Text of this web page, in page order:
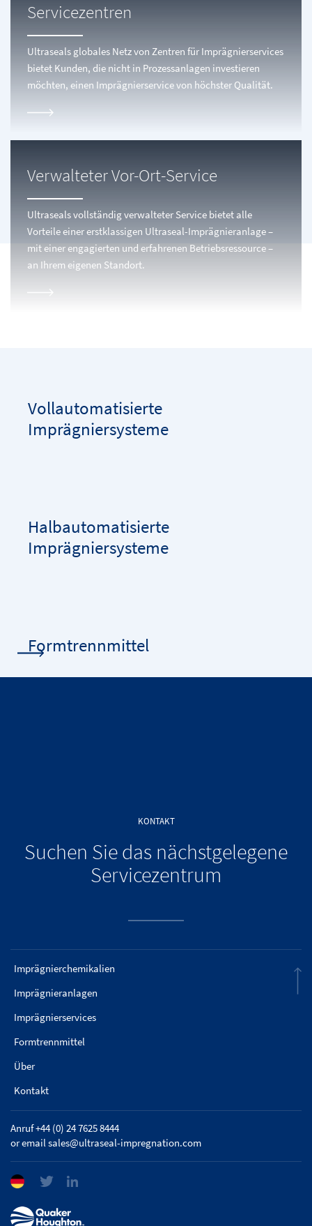
Servicezentren
Ultraseals globales Netz von Zentren für Imprägnierservices
bietet Kunden, die nicht in Prozessanlagen investieren
möchten, einen Imprägnierservice von höchster Qualität.
Verwalteter Vor-Ort-Service
Ultraseals vollständig verwalteter Service bietet alle
Vorteile einer erstklassigen Ultraseal-Imprägnieranlage –
mit einer engagierten und erfahrenen Betriebsressource –
an Ihrem eigenen Standort.
Vollautomatisierte
Imprägniersysteme
Halbautomatisierte
Imprägniersysteme
Formtrennmittel
KONTAKT
Suchen Sie das nächstgelegene
Servicezentrum
Imprägnierchemikalien
Imprägnieranlagen
Imprägnierservices
Formtrennmittel
Über
Kontakt
Anruf +44 (0) 24 7625 8444
or emailsales@ultraseal-impregnation.com